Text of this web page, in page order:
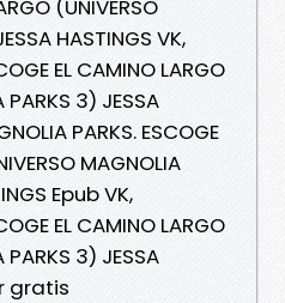
(UNIVERSO
HASTINGS VK,
EL CAMINO LARGO
PARKS 3) JESSA
PARKS. ESCOGE
MAGNOLIA
Epub VK,
EL CAMINO LARGO
PARKS 3) JESSA
gratis